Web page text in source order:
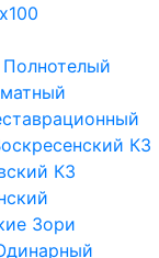
Полнотелый
КЗ
КЗ
Зори